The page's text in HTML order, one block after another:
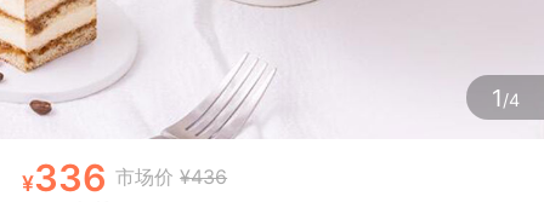
1/4
336 市场价 ¥436